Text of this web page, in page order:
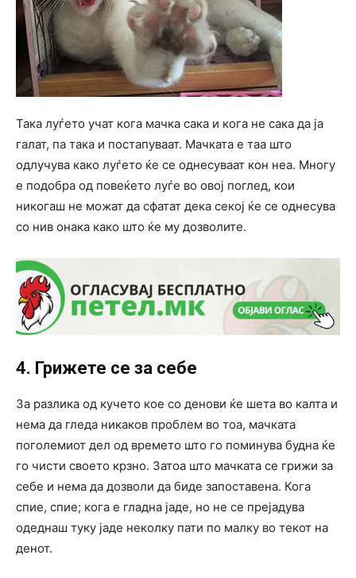
Така луѓето учат кога мачка сака и кога не сака да ја
галат, па така и постапуваат. Мачката е таа што
одлучува како луѓето ќе се однесуваат кон неа. Многу
е подобра од повеќето луѓе во овој поглед, кои
никогаш не можат да сфатат дека секој ќе се однесува
со нив онака како што ќе му дозволите.
4. Грижете се за себе
За разлика од кучето кое со денови ќе шета во калта и
нема да гледа никаков проблем во тоа, мачката
поголемиот дел од времето што го поминува будна ќе
го чисти своето крзно. Затоа што мачката се грижи за
себе и нема да дозволи да биде запоставена. Кога
спие, спие; кога е гладна јаде, но не се прејадува
одеднаш туку јаде неколку пати по малку во текот на
денот.